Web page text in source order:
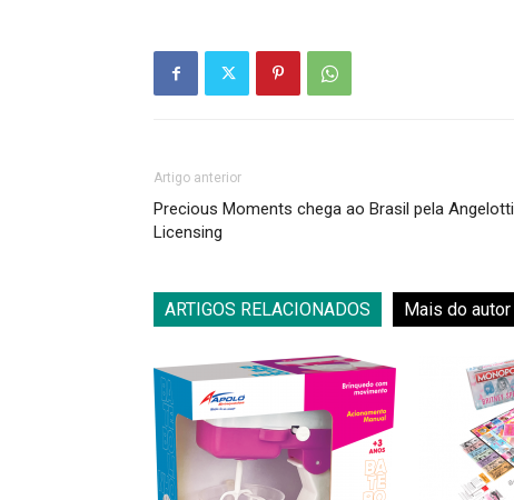
Artigo anterior
Precious Moments chega ao Brasil pela Angelotti
Licensing
ARTIGOS RELACIONADOS Mais do autor